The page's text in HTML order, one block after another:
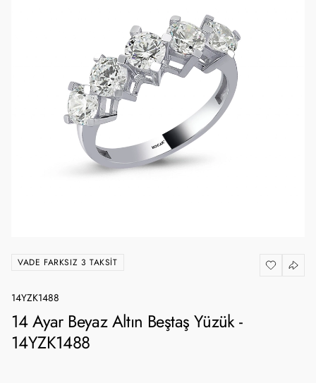
VADE FARKSIZ 3 TAKSIT
14YZK1488
14 Ayar Beyaz Altın Beştaş Yüzük -
14YZK1488